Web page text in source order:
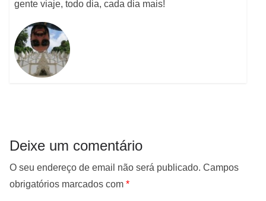
gente viaje, todo dia, cada dia mais!
Deixe um comentário
O seu endereço de email não será publicado. Campos
obrigatórios marcados com *